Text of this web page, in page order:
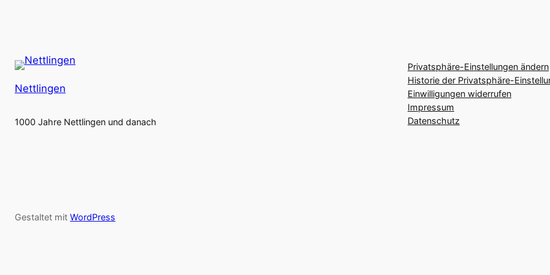
Nettlingen
1000 Jahre Nettlingen und danach
Privatsphäre-Einstellungen ändern
Historie der Privatsphäre-
Einwilligungen widerrufen
Impressum
Datenschutz
Gestaltet mit WordPress